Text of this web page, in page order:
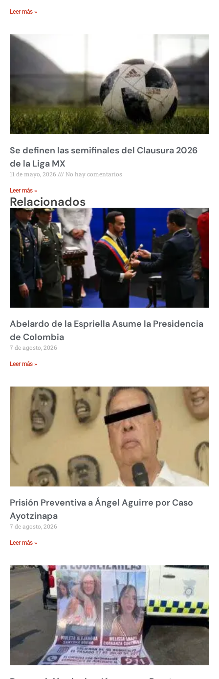
Leer más »
Se definen las semifinales del Clausura 2026
de la Liga MX
11 de mayo, 2026 No hay comentarios
Leer más »
Relacionados
Abelardo de la Espriella Asume la Presidencia
de Colombia
7 de agosto, 2026
Leer más »
Prisión Preventiva a Ángel Aguirre por Caso
Ayotzinapa
7 de agosto, 2026
Leer más »